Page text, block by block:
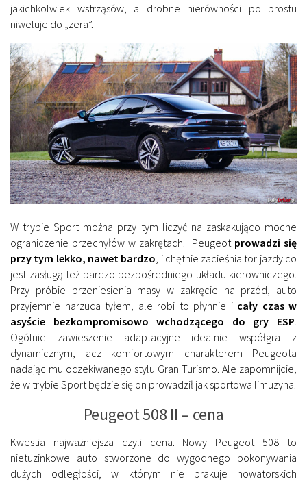
jakichkolwiek wstrząsów, a drobne nierówności po prostu
niweluje do „zera”.
W trybie Sport można przy tym liczyć na zaskakująco mocne
ograniczenie przechyłów w zakrętach. Peugeot prowadzi się
przy tym lekko, nawet bardzo , i chętnie zacieśnia tor jazdy co
jest zasługą też bardzo bezpośredniego układu kierowniczego.
Przy próbie przeniesienia masy w zakręcie na przód, auto
przyjemnie narzuca tyłem, ale robi to płynnie i cały czas w
asyście bezkompromisowo wchodzącego do gry ESP
Ogólnie zawieszenie adaptacyjne idealnie współgra z
dynamicznym, acz komfortowym charakterem Peugeota
nadając mu oczekiwanego stylu Gran Turismo. Ale zapomnijcie,
że w trybie Sport będzie się on prowadził jak sportowa limuzyna.
Peugeot 508 II – cena
Kwestia najważniejsza czyli cena. Nowy Peugeot 508 to
nietuzinkowe auto stworzone do wygodnego pokonywania
dużych odległości, w którym nie brakuje nowatorskich